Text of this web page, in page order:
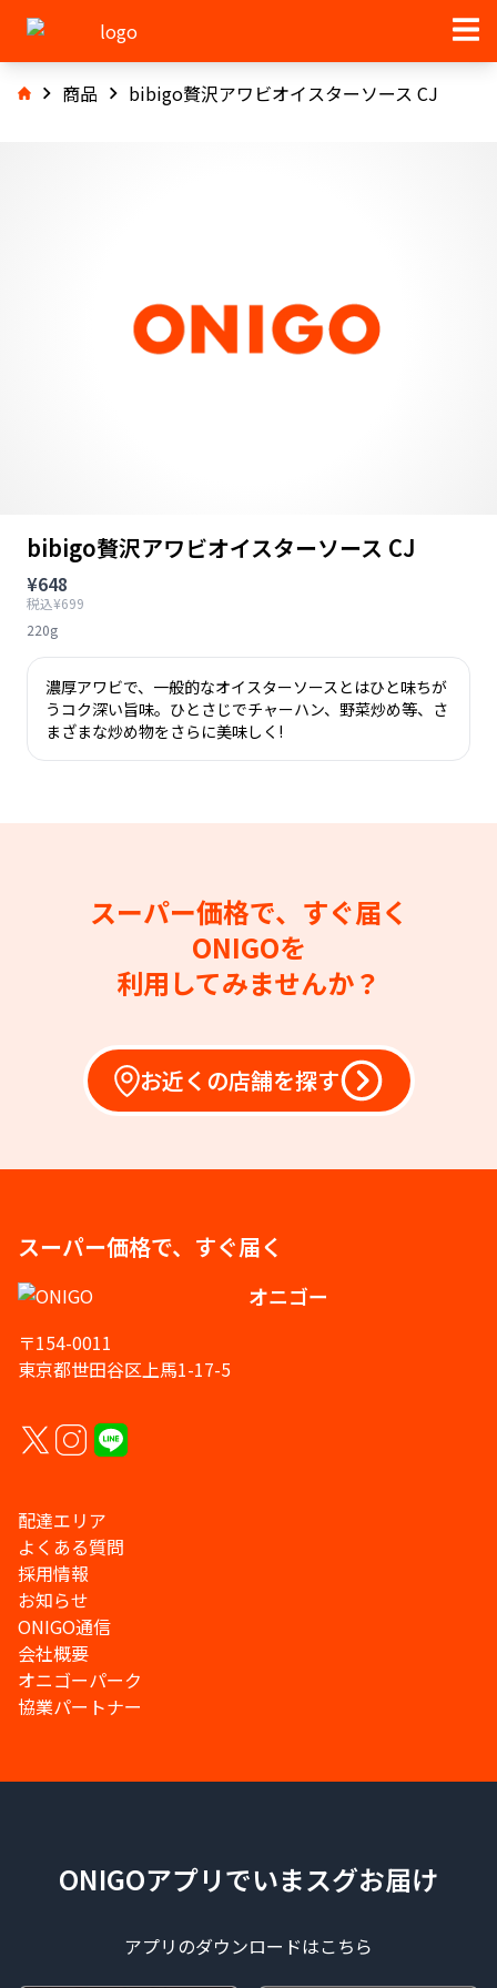
商品 bibigo贅沢アワビオイスターソース CJ
bibigo贅沢アワビオイスターソース CJ
¥648
税込¥699
220g
濃厚アワビで、一般的なオイスターソースとはひと味ちが
うコク深い旨味。ひとさじでチャーハン、野菜炒め等、さ
まざまな炒め物をさらに美味しく!
スーパー価格で、すぐ届く
ONIGOを
利用してみませんか？
お近くの店舗を探す
スーパー価格で、すぐ届く
オニゴー
〒154-0011
東京都世田谷区上馬1-17-5
配達エリア
よくある質問
採用情報
お知らせ
ONIGO通信
会社概要
オニゴーパーク
協業パートナー
ONIGOアプリでいまスグお届け
アプリのダウンロードはこちら